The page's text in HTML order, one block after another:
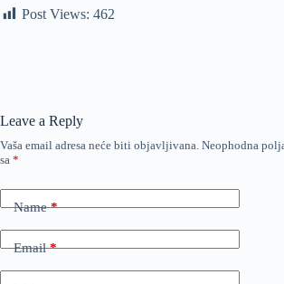
Post Views: 462
Leave a Reply
Vaša email adresa neće biti objavljivana. Neophodna
sa *
Name*
Email*